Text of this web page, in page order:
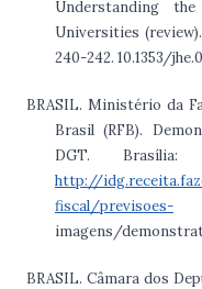
Understanding
Universities
240-242. 10.1353/
BRASIL. Ministério da
Brasil (RFB).
DGT.
http://
fiscal/previsoes-
imagens/
BRASIL. Câmara dos